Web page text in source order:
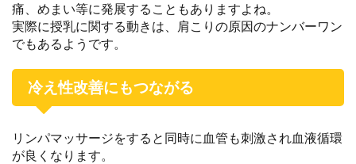
痛、めまい等に発展することもありますよね。
実際に授乳に関する動きは、肩こりの原因のナンバーワン
でもあるようです。
冷え性改善にもつながる
リンパマッサージをすると同時に血管も刺激され血液循環
が良くなります。